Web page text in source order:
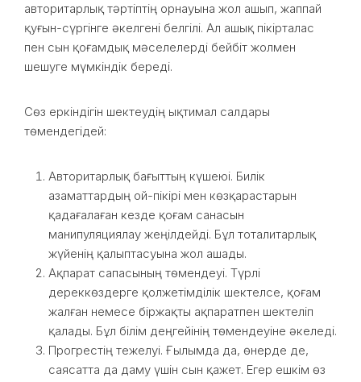
авторитарлық тәртіптің орнауына жол ашып, жаппай
қуғын-сүргінге әкелгені белгілі. Ал ашық пікірталас
пен сын қоғамдық мәселелерді бейбіт жолмен
шешуге мүмкіндік береді.
Сөз еркіндігін шектеудің ықтимал салдары
төмендегідей:
Авторитарлық бағыттың күшеюі. Билік
азаматтардың ой-пікірі мен көзқарастарын
қадағалаған кезде қоғам санасын
манипуляциялау жеңілдейді. Бұл тоталитарлық
жүйенің қалыптасуына жол ашады.
Ақпарат сапасының төмендеуі. Түрлі
дереккөздерге қолжетімділік шектелсе, қоғам
жалған немесе біржақты ақпаратпен шектеліп
қалады. Бұл білім деңгейінің төмендеуіне әкеледі.
Прогрестің тежелуі. Ғылымда да, өнерде де,
саясатта да даму үшін сын қажет. Егер ешкім өз